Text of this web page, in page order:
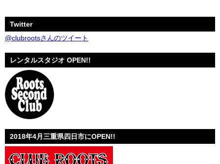
Twitter
@clubrootsさんのツイート
レンタルスタジオ OPEN!!
2018年4月三重県四日市にOPEN!!